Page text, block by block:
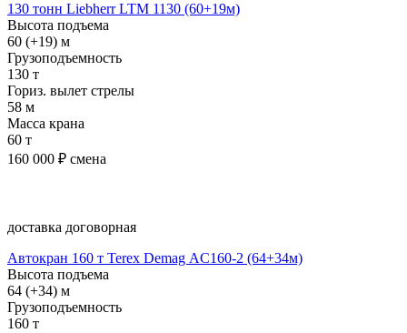
130 тонн Liebherr LTM 1130 (60+19м)
Высота подъема
60 (+19) м
Грузоподъемность
130 т
Гориз. вылет стрелы
58 м
Масса крана
60 т
160 000 ₽ смена
доставка договорная
Автокран 160 т Terex Demag АC160-2 (64+34м)
Высота подъема
64 (+34) м
Грузоподъемность
160 т